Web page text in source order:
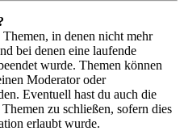
in denen nicht mehr
bei denen eine laufende
wurde. Themen können
Moderator oder
Eventuell hast du auch die
zu schließen, sofern dies
erlaubt wurde.